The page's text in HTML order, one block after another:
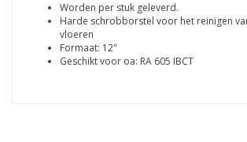
Worden per stuk geleverd.
Harde schrobborstel voor het reinigen
vloeren
Formaat: 12"
Geschikt voor oa: RA 605 IBCT